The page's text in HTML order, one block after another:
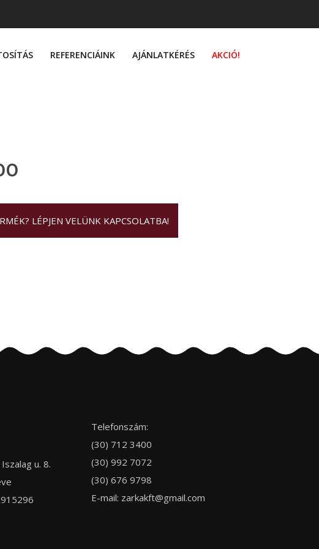
REFERENCIÁINK AJÁNLATKÉRÉS AKCIÓ!
LÉPJEN VELÜNK KAPCSOLATBA!
u. 8.
Telefonszám:
(30) 712 3400
(30) 992 7072
(30) 676 9798
E-mail: zarkakft@gmail.com